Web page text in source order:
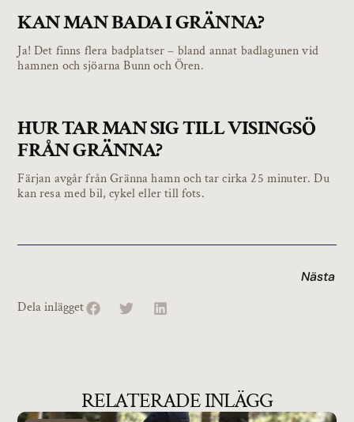
KAN MAN BADA I GRÄNNA?
Ja! Det finns flera badplatser – bland annat badlagunen vid
hamnen och sjöarna Bunn och Ören.
HUR TAR MAN SIG TILL VISINGSÖ
FRÅN GRÄNNA?
Färjan avgår från Gränna hamn och tar cirka 25 minuter. Du
kan resa med bil, cykel eller till fots.
Nästa
Dela inlägget
RELATERADE INLÄGG